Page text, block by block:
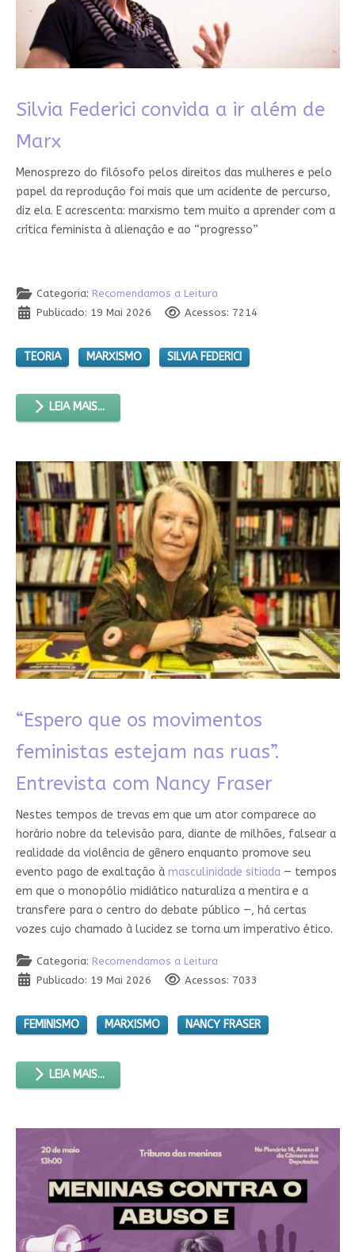
Silvia Federici convida a ir além de
Marx
Menosprezo do filósofo pelos direitos das mulheres e pelo
papel da reprodução foi mais que um acidente de percurso,
diz ela. E acrescenta: marxismo tem muito a aprender com a
crítica feminista à alienação e ao “progresso”
Categoria: Recomendamos a Leitura
Publicado: 19 Mai 2026
Acessos: 7214
TEORIA MARXISMO SILVIA FEDERICI
LEIA MAIS...
“Espero que os movimentos
feministas estejam nas ruas”.
Entrevista com Nancy Fraser
Nestes tempos de trevas em que um ator comparece ao
horário nobre da televisão para, diante de milhões, falsear a
realidade da violência de gênero enquanto promove seu
evento pago de exaltação à masculinidade sitiada— tempos
em que o monopólio midiático naturaliza a mentira e a
transfere para o centro do debate público —, há certas
vozes cujo chamado à lucidez se torna um imperativo ético.
Categoria: Recomendamos a Leitura
Publicado: 19 Mai 2026
Acessos: 7033
FEMINISMO MARXISMO NANCY FRASER
LEIA MAIS...